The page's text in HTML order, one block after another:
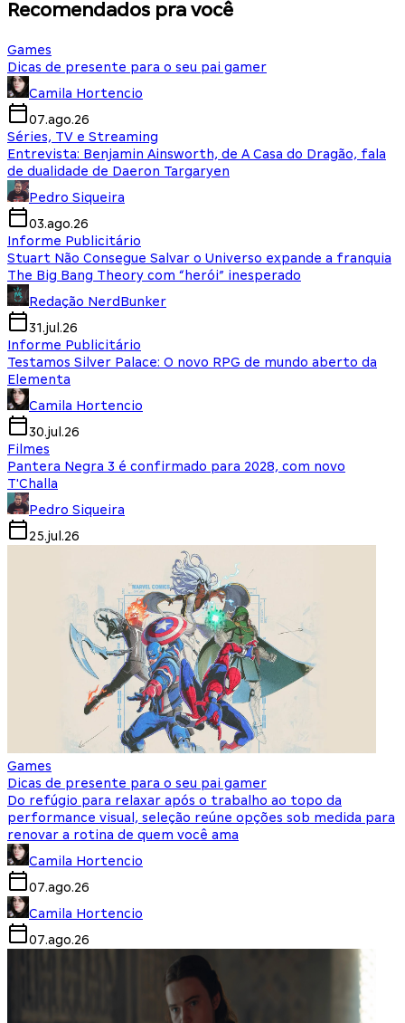
Recomendados pra você
Games
Dicas de presente para o seu pai gamer
Camila Hortencio
07.ago.26
Séries, TV e Streaming
Entrevista: Benjamin Ainsworth, de A Casa do Dragão, fala
de dualidade de Daeron Targaryen
Pedro Siqueira
03.ago.26
Informe Publicitário
Stuart Não Consegue Salvar o Universo expande a franquia
The Big Bang Theory com “herói” inesperado
Redação NerdBunker
31.jul.26
Informe Publicitário
Testamos Silver Palace: O novo RPG de mundo aberto da
Elementa
Camila Hortencio
30.jul.26
Filmes
Pantera Negra 3 é confirmado para 2028, com novo
T'Challa
Pedro Siqueira
25.jul.26
Games
Dicas de presente para o seu pai gamer
Do refúgio para relaxar após o trabalho ao topo da
performance visual, seleção reúne opções sob medida para
renovar a rotina de quem você ama
Camila Hortencio
07.ago.26
Camila Hortencio
07.ago.26